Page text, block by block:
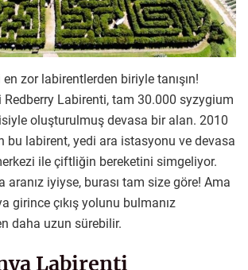
zor labirentlerden biriyle tanışın!
Redberry Labirenti, tam 30.000 syzygium
oluşturulmuş devasa bir alan. 2010
bu labirent, yedi ara istasyonu ve devasa
ile çiftliğin bereketini simgeliyor.
aranız iyiyse, burası tam size göre! Ama
girince çıkış yolunu bulmanız
daha uzun sürebilir.
Labirenti